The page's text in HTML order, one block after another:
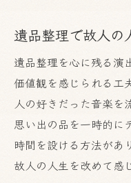
遺品整理時
故人の生き
遺品整理の
遺品整理で
思い出を刻む遺
遺品整理で
遺品整理で故人の
遺品整理を心に残る演
価値観を感じられる工
人の好きだった音楽を
思い出の品を一時的に
時間を設ける方法があ
故人の人生を改めて感